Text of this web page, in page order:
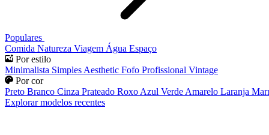
Populares
Comida Natureza Viagem Água Espaço
Por estilo
Minimalista Simples Aesthetic Fofo Profissional Vintage
Por cor
Preto Branco Cinza Prateado Roxo Azul Verde Amarelo Laranja
Explorar modelos recentes